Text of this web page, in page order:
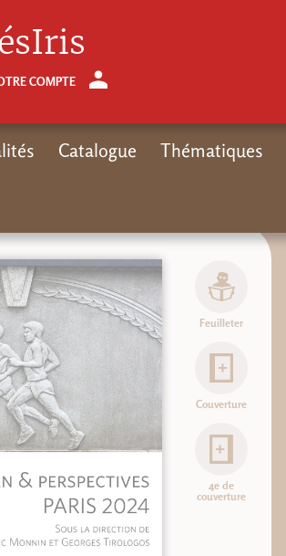
Feuilleter
Couverture
4e de
couverture
COMPTE
Catalogue Thématiques